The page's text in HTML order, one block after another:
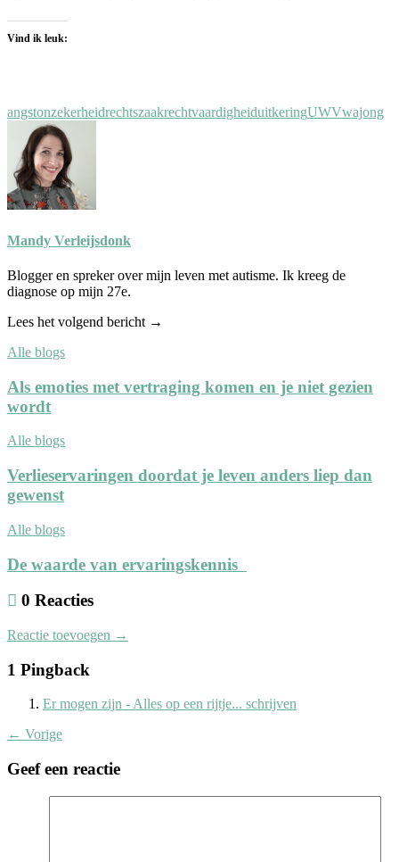
Vind ik leuk:
angstonzekerheidrechtszaakrechtvaardigheiduitkeringUWVwajong
Mandy Verleijsdonk
Blogger en spreker over mijn leven met autisme. Ik kreeg de
diagnose op mijn 27e.
Lees het volgend bericht →
Alle blogs
Als emoties met vertraging komen en je niet gezien
wordt
Alle blogs
Verlieservaringen doordat je leven anders liep dan
gewenst
Alle blogs
De waarde van ervaringskennis
0 Reacties
Reactie toevoegen →
1 Pingback
Er mogen zijn - Alles op een rijtje... schrijven
← Vorige
Geef een reactie